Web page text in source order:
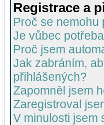
Registrace a
Proč se nemohu
Je vůbec
Proč jsem
Jak zabráním,
přihlášených?
Zapomněl jsem
Zaregistroval
V minulosti jsem